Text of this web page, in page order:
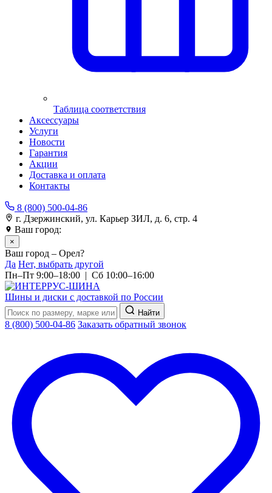
Таблица соответствия
Аксессуары
Услуги
Новости
Гарантия
Акции
Доставка и оплата
Контакты
8 (800) 500-04-86
г. Дзержинский, ул. Карьер ЗИЛ, д. 6, стр. 4
Ваш город:
×
Ваш город – Орел?
Да Нет, выбрать другой
Пн–Пт 9:00–18:00 | Сб 10:00–16:00
Шины и диски с доставкой по России
Найти
8 (800) 500-04-86 Заказать обратный звонок